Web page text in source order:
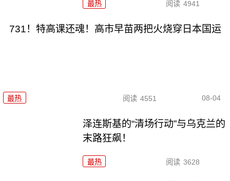
最热 阅读 4941
731！特高课还魂！高市早苗两把火烧穿日本国运
最热 阅读 4551 08-04
泽连斯基的“清场行动”与乌克兰的
末路狂飙！
最热 阅读 3628